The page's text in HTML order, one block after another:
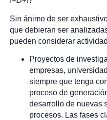
Sin ánimo de ser
que debieran ser
pueden considerar
Proyectos de
empresas,
siempre que tenga
proceso de
desarrollo de nuevas
procesos. Las fases